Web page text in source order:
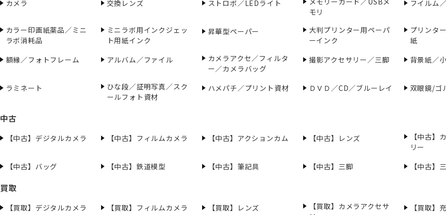
カメラ 交換レンズ ストロボ／LEDライト
モリ
フイルム
カラー印画紙薬品／ミニ
ラボ消耗品
ミニラボ用インクジェッ
ト用紙インク
昇華型ペーパー
大判プリンター用ペーパ
ーインク
プリンタ
紙
額縁／フォトフレーム
アルバム／ファイル
カメラアクセ／フィルタ
ー／カメラバッグ
撮影アクセサリー／三脚 背景紙／
ラミネート
ひな段／証明写真／スク
ールフォト資材
ハメパチ／プリント資材 ＤＶＤ／CD／ブルーレイ 双眼鏡/ゴ
中古
【中古】デジタルカメラ 【中古】フィルムカメラ 【中古】アクションカム 【中古】レンズ
【中古】
リー
【中古】バッグ
【中古】鉄道模型 【中古】筆記具 【中古】三脚 【中古】
買取
【買取】デジタルカメラ 【買取】フィルムカメラ 【買取】レンズ
【買取】カメラアクセサ
【買取】